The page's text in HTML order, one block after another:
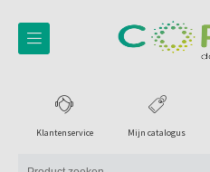
Mijn catalogus
Klantenservice